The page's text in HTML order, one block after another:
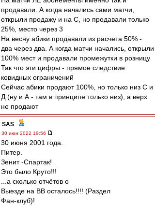
продавали. А когда начались сами матчи,
открыли продажу и на С, но продавали только
25%, место через 3
На весну абики продавали из расчета 50% -
два через два. А когда матчи начались, открыли
100% мест и продавали промежутки в розницу
Так что эти цифры - прямое следствие
ковидных ограничений
Сейчас абики продают 100%, но только низ С и
Д (ну и А - там в принципе только низ), а верх
не продают
SAS -
30 июн 2022 19:56
30 июня 2001 года.
Питер.
Зенит -Спартак!
Это было Круто!!!
...а сколько отчётов о
Выезде на ВВ осталось!!!! (Раздел
Фан-клуб)!